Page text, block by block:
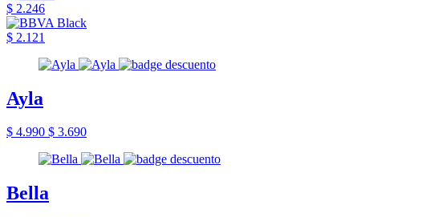
$ 2.246
$ 2.121
Ayla
$ 4.990 $ 3.690
Bella